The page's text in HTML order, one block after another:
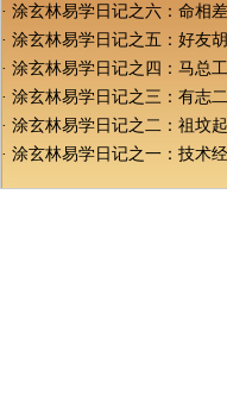
· 涂玄林易学日记之六：命相
· 涂玄林易学日记之五：好友
· 涂玄林易学日记之四：马总
· 涂玄林易学日记之三：有志
· 涂玄林易学日记之二：祖坟
· 涂玄林易学日记之一：技术